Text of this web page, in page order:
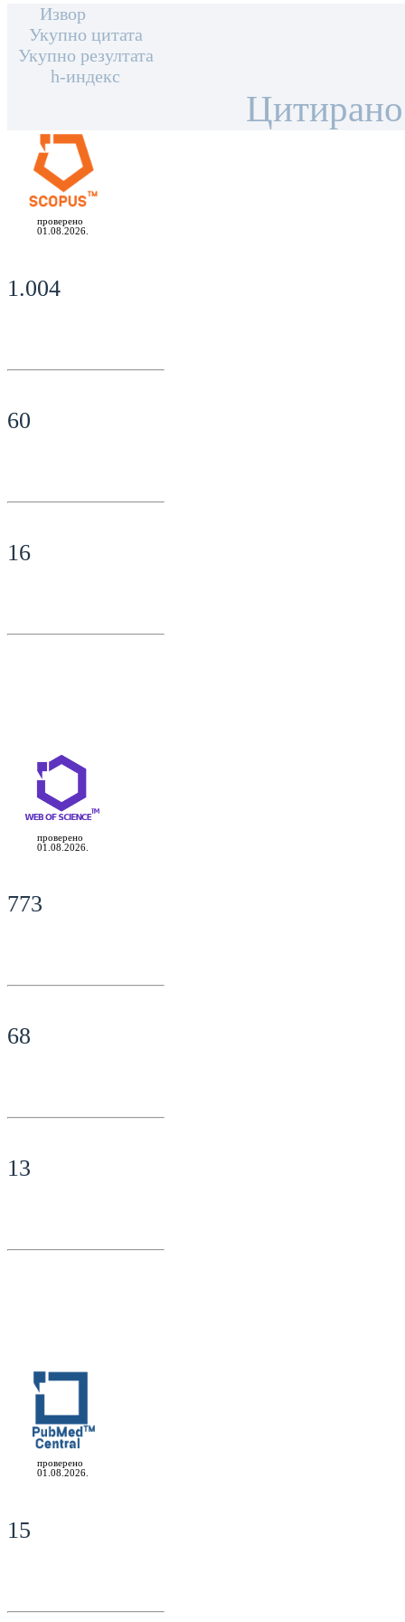
Извор
Укупно цитата
Укупно резултата
h-индекс
проверено
01.08.2026.
1.004
60
16
проверено
01.08.2026.
773
68
13
проверено
01.08.2026.
15